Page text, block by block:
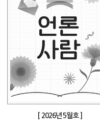
[ 2026년 5월호 ]